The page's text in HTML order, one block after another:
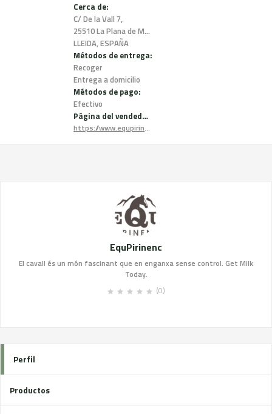
Cerca de:
C/ De la Vall 7,
25510 La Plana de Mont-Ros,
LLEIDA, ESPAÑA
Métodos de entrega:
Recoger
Entrega a domicilio
Métodos de pago:
Efectivo
Página del vendedor:
https://www.equpirinenc.com/
EquPirinenc
El cavall és un món fascinant que en enganxa sense control. Get Milk
Today.
(0)
Perfil
Productos